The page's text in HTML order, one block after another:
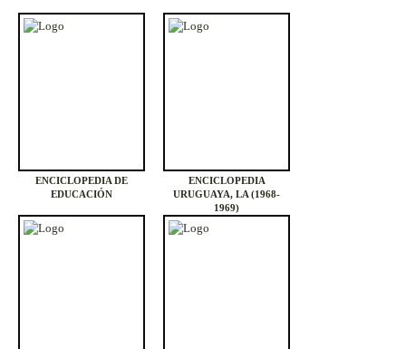
ENCICLOPEDIA DE
EDUCACIÓN
ENCICLOPEDIA
URUGUAYA, LA (1968-
1969)